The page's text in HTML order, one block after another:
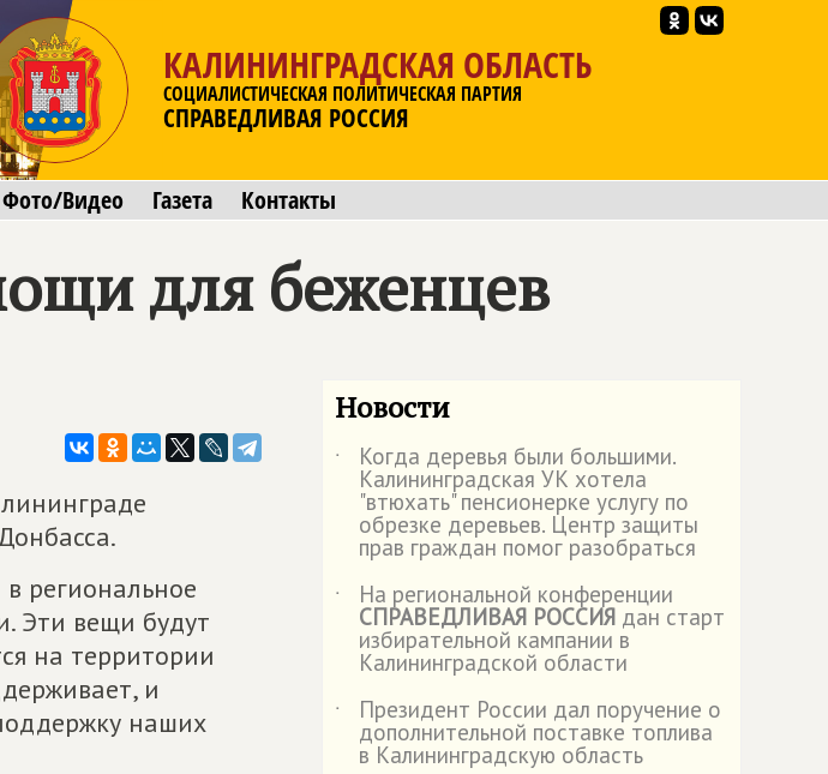
КАЛИНИНГРАДСКАЯ ОБЛАСТЬ
СОЦИАЛИСТИЧЕСКАЯ ПОЛИТИЧЕСКАЯ ПАРТИЯ
СПРАВЕДЛИВАЯ РОССИЯ
Фото/Видео Газета Контакты
для беженцев
региональное
Эти вещи будут
на территории
и
наших
Новости
˙ Когда деревья были большими.
Калининградская УК хотела
"втюхать" пенсионерке услугу по
обрезке деревьев. Центр защиты
прав граждан помог разобраться
˙
На региональной конференции
СПРАВЕДЛИВАЯ РОССИЯ дан старт
избирательной кампании в
Калининградской области
˙
Президент России дал поручение о
дополнительной поставке топлива
в Калининградскую область